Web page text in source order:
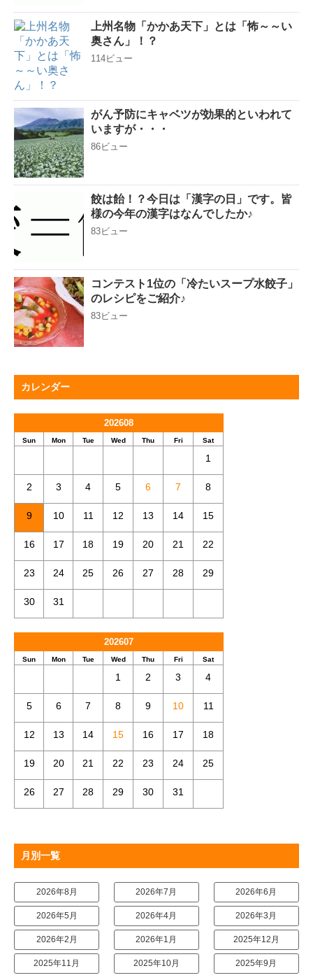
上州名物「かかあ天下」とは「怖～～い
奥さん」！？
114ビュー
がん予防にキャベツが効果的といわれて
いますが・・・
86ビュー
餃は飴！？今日は「漢字の日」です。皆
様の今年の漢字はなんでしたか♪
83ビュー
コンテスト1位の「冷たいスープ水餃子」
のレシピをご紹介♪
83ビュー
カレンダー
202608
Sun Mon Tue Wed Thu Fri Sat
1
2 3 4 5 6 7 8
9 10 11 12 13 14 15
16 17 18 19 20 21 22
23 24 25 26 27 28 29
30 31
202607
Sun Mon Tue Wed Thu Fri Sat
1 2 3 4
5 6 7 8 9 10 11
12 13 14 15 16 17 18
19 20 21 22 23 24 25
26 27 28 29 30 31
月別一覧
2026年8月 2026年7月 2026年6月
2026年5月 2026年4月 2026年3月
2026年2月 2026年1月 2025年12月
2025年11月 2025年10月 2025年9月